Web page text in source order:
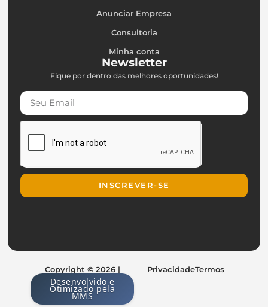
Anunciar Empresa
Consultoria
Minha conta
Newsletter
Fique por dentro das melhores oportunidades!
INSCREVER-SE
Copyright © 2026 |
Desenvolvido e
Otimizado pela
MMS
PrivacidadeTermos